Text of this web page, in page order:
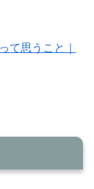
て思うこと｜